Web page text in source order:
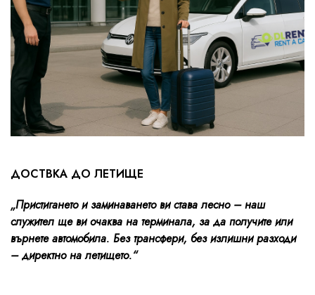
ДОСТВКА ДО ЛЕТИЩЕ
„Пристигането и заминаването ви става лесно – наш
служител ще ви очаква на терминала, за да получите или
върнете автомобила. Без трансфери, без излишни разходи
– директно на летището.“